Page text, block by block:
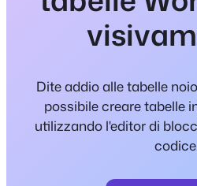
Dite addio alle tabelle
possibile creare tabelle
utilizzando l'editor di
codice.